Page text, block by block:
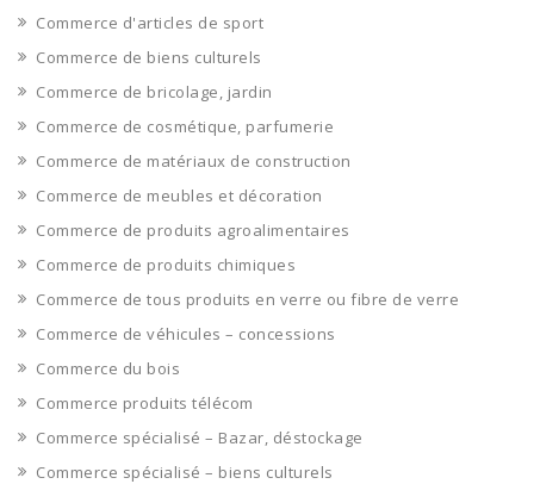
Commerce d'articles de sport
Commerce de biens culturels
Commerce de bricolage, jardin
Commerce de cosmétique, parfumerie
Commerce de matériaux de construction
Commerce de meubles et décoration
Commerce de produits agroalimentaires
Commerce de produits chimiques
Commerce de tous produits en verre ou fibre de verre
Commerce de véhicules – concessions
Commerce du bois
Commerce produits télécom
Commerce spécialisé – Bazar, déstockage
Commerce spécialisé – biens culturels